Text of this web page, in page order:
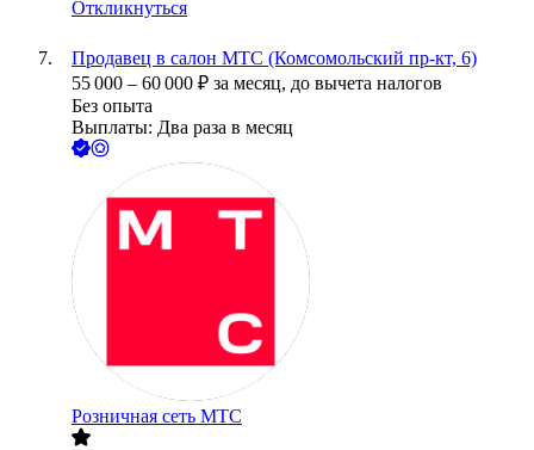
Откликнуться
Продавец в салон МТС (Комсомольский пр-кт, 6)
55 000 – 60 000 ₽ за месяц, до вычета налогов
Без опыта
Выплаты: Два раза в месяц
Розничная сеть МТС